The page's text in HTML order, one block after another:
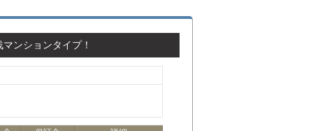
ンションタイプ！